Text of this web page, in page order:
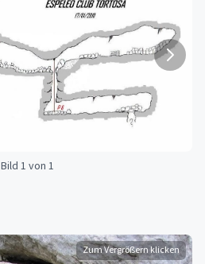
Bild 1 von 1
Zum Vergrößern klicken